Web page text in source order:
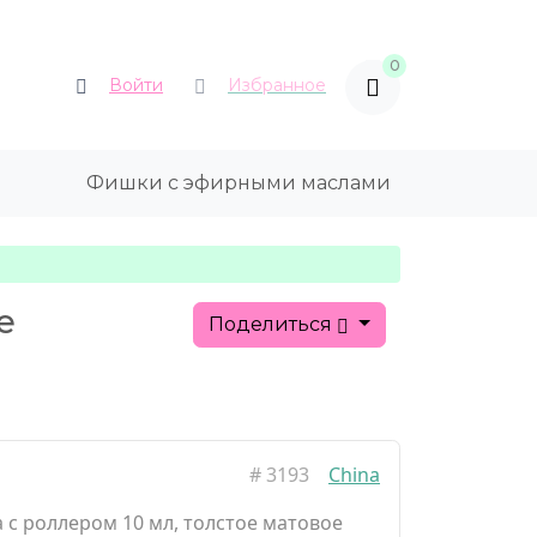
Войти Избранное
0
Фишки с эфирными маслами
Поделиться
#3193
China
роллером 10 мл, толстое матовое